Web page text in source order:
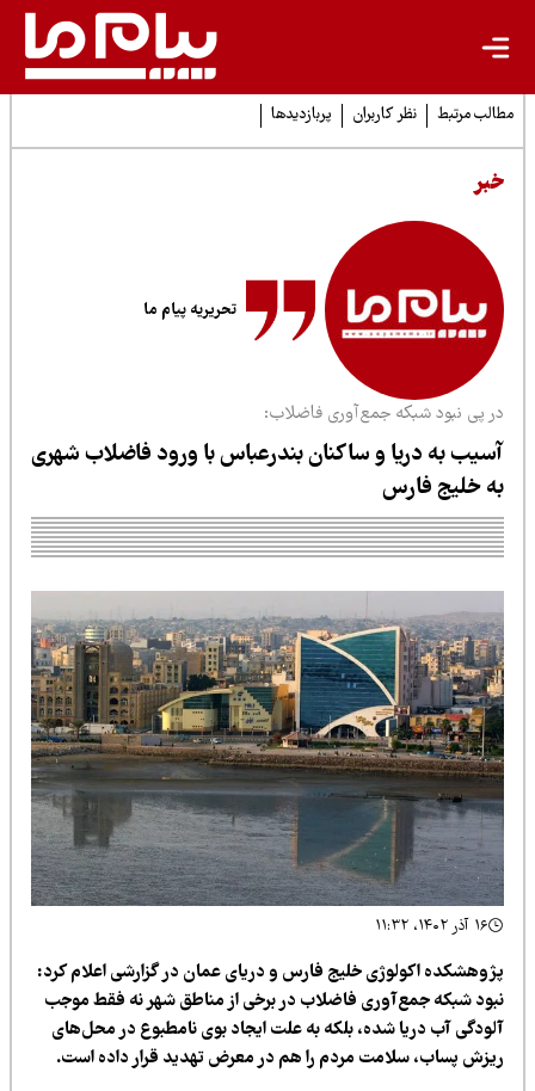
مرتبط نظر کاربران پربازدیدها
تحریریه پیام ما
پی نبود شبکه جمع‌آوری فاضلاب:
به دریا و ساکنان بندرعباس با ورود فاضلاب شهری
خلیج فارس
اکولوژی خلیج فارس و دریای عمان در گزارشی اعلام کرد:
شبکه جمع‌آوری فاضلاب در برخی از مناطق شهر نه فقط موجب
آب دریا شده، بلکه به علت ایجاد بوی نامطبوع در محل‌های
پساب، سلامت مردم را هم در معرض تهدید قرار داده است.